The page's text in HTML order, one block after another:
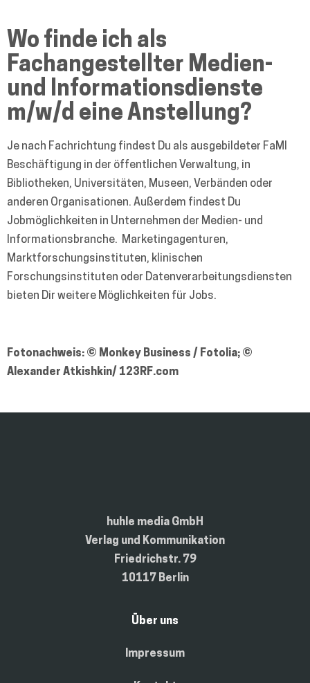
Wo finde ich als
Fachangestellter Medien-
und Informationsdienste
m/w/d eine Anstellung?
Je nach Fachrichtung findest Du als ausgebildeter FaMI
Beschäftigung in der öffentlichen Verwaltung, in
Bibliotheken, Universitäten, Museen, Verbänden oder
anderen Organisationen. Außerdem findest Du
Jobmöglichkeiten in Unternehmen der Medien- und
Informationsbranche. Marketingagenturen,
Marktforschungsinstituten, klinischen
Forschungsinstituten oder Datenverarbeitungsdiensten
bieten Dir weitere Möglichkeiten für Jobs.
Fotonachweis: © Monkey Business / Fotolia; ©
Alexander Atkishkin/ 123RF.com
huhle media GmbH
Verlag und Kommunikation
Friedrichstr. 79
10117 Berlin
Über uns
Impressum